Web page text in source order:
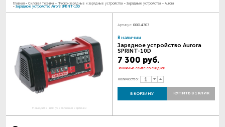
Главная - Силовая техника - Пуско-зарядные и зарядные устройства - Зарядные устройства - Aurora
- Зарядное устройство Aurora SPRINT-10D
Наведите для увеличения картинки
Артикул: 00014707
В наличии
Зарядное устройство Aurora
SPRINT-10D
7 300 руб.
Закажи на сайте со скидкой
Количество:
В КОРЗИНУ КУПИТЬ В 1 КЛИК